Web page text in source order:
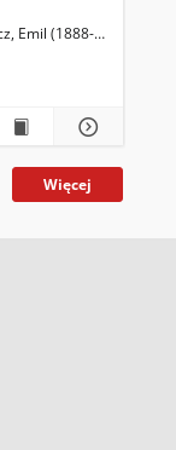
(red. naczelny)
Emil (1888-1941)
Więcej